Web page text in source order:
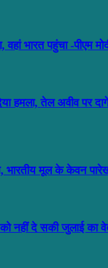
भारत पहुंचा -पीएम
हमला, तेल अवीव पर
भारतीय मूल के केवन
नहीं दे सकी जुलाई का